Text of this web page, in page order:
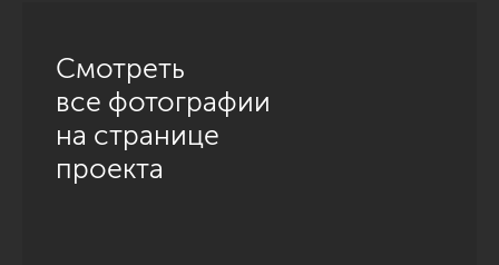
Смотреть
все фотографии
на странице
проекта